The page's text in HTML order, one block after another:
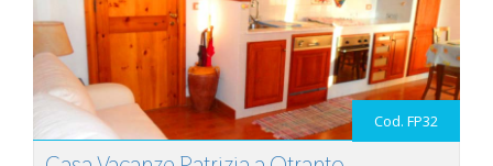
Cod. FP32